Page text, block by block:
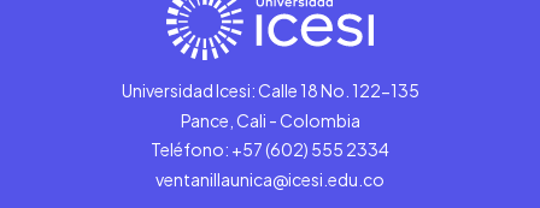
Universidad Icesi: Calle 18 No. 122-135
Pance, Cali - Colombia
Teléfono: +57 (602) 555 2334
ventanillaunica@icesi.edu.co